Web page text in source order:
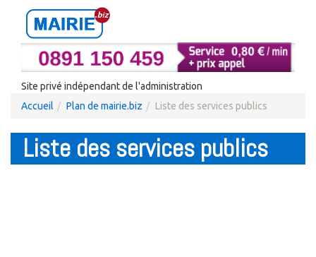
Site privé indépendant de l'administration
Accueil
Plan de mairie.biz Liste des services publics
Liste des services publics